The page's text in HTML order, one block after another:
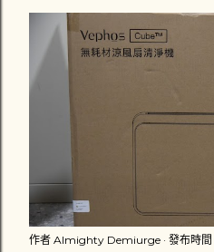
作者 Almighty Demiurge 發布時間